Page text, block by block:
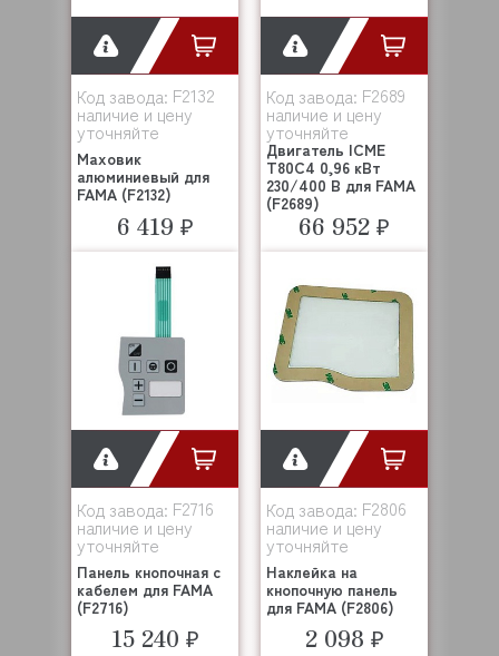
Код завода: F2132
наличие и цену
уточняйте
Маховик
алюминиевый для
FAMA (F2132)
6 419 ₽
Код завода: F2689
наличие и цену
уточняйте
Двигатель ICME
T80C4 0,96 кВт
230/400 В для FAMA
(F2689)
66 952 ₽
Код завода: F2716
наличие и цену
уточняйте
Панель кнопочная с
кабелем для FAMA
(F2716)
15 240 ₽
Код завода: F2806
наличие и цену
уточняйте
Наклейка на
кнопочную панель
для FAMA (F2806)
2 098 ₽